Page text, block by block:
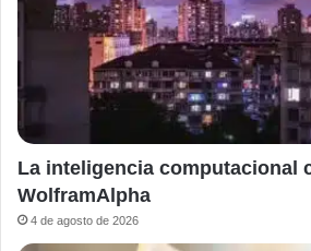
La inteligencia computacional
WolframAlpha
4 de agosto de 2026